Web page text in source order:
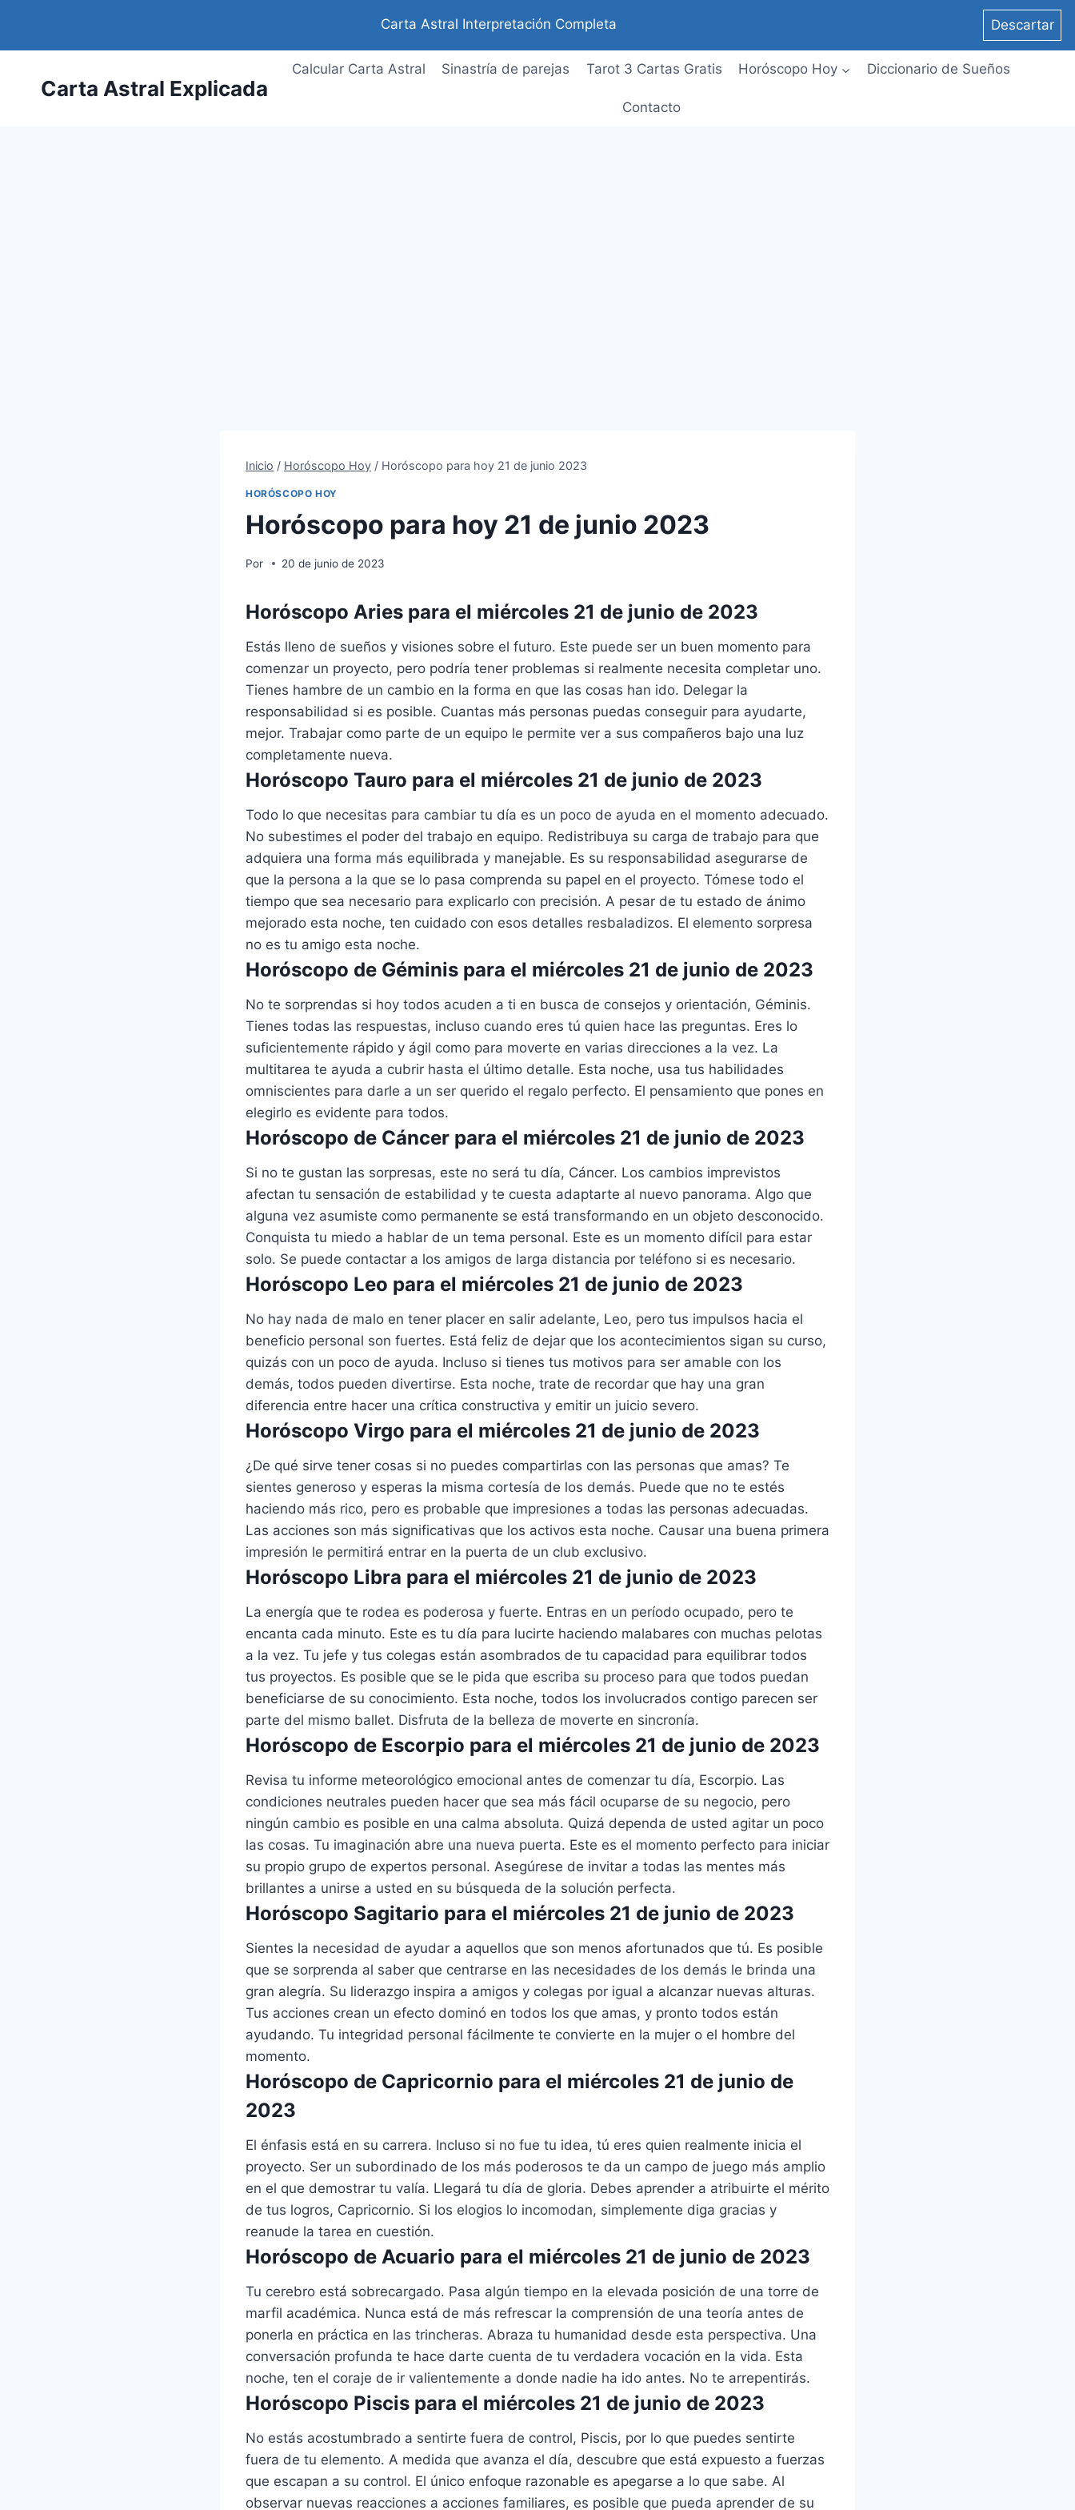
contenido
Carta Astral Interpretación Completa Descartar
Carta Astral Explicada
Calcular Carta Astral Sinastría de parejas Tarot 3 Cartas Gratis Horóscopo Hoy Diccionario de Sueños
Contacto
Inicio / Horóscopo Hoy / Horóscopo para hoy 21 de junio 2023
HORÓSCOPO HOY
Horóscopo para hoy 21 de junio 2023
Por 20 de junio de 2023
Horóscopo Aries para el miércoles 21 de junio de 2023
Estás lleno de sueños y visiones sobre el futuro. Este puede ser un buen momento para
comenzar un proyecto, pero podría tener problemas si realmente necesita completar uno.
Tienes hambre de un cambio en la forma en que las cosas han ido. Delegar la
responsabilidad si es posible. Cuantas más personas puedas conseguir para ayudarte,
mejor. Trabajar como parte de un equipo le permite ver a sus compañeros bajo una luz
completamente nueva.
Horóscopo Tauro para el miércoles 21 de junio de 2023
Todo lo que necesitas para cambiar tu día es un poco de ayuda en el momento adecuado.
No subestimes el poder del trabajo en equipo. Redistribuya su carga de trabajo para que
adquiera una forma más equilibrada y manejable. Es su responsabilidad asegurarse de
que la persona a la que se lo pasa comprenda su papel en el proyecto. Tómese todo el
tiempo que sea necesario para explicarlo con precisión. A pesar de tu estado de ánimo
mejorado esta noche, ten cuidado con esos detalles resbaladizos. El elemento sorpresa
no es tu amigo esta noche.
Horóscopo de Géminis para el miércoles 21 de junio de 2023
No te sorprendas si hoy todos acuden a ti en busca de consejos y orientación, Géminis.
Tienes todas las respuestas, incluso cuando eres tú quien hace las preguntas. Eres lo
suficientemente rápido y ágil como para moverte en varias direcciones a la vez. La
multitarea te ayuda a cubrir hasta el último detalle. Esta noche, usa tus habilidades
omniscientes para darle a un ser querido el regalo perfecto. El pensamiento que pones en
elegirlo es evidente para todos.
Horóscopo de Cáncer para el miércoles 21 de junio de 2023
Si no te gustan las sorpresas, este no será tu día, Cáncer. Los cambios imprevistos
afectan tu sensación de estabilidad y te cuesta adaptarte al nuevo panorama. Algo que
alguna vez asumiste como permanente se está transformando en un objeto desconocido.
Conquista tu miedo a hablar de un tema personal. Este es un momento difícil para estar
solo. Se puede contactar a los amigos de larga distancia por teléfono si es necesario.
Horóscopo Leo para el miércoles 21 de junio de 2023
No hay nada de malo en tener placer en salir adelante, Leo, pero tus impulsos hacia el
beneficio personal son fuertes. Está feliz de dejar que los acontecimientos sigan su curso,
quizás con un poco de ayuda. Incluso si tienes tus motivos para ser amable con los
demás, todos pueden divertirse. Esta noche, trate de recordar que hay una gran
diferencia entre hacer una crítica constructiva y emitir un juicio severo.
Horóscopo Virgo para el miércoles 21 de junio de 2023
¿De qué sirve tener cosas si no puedes compartirlas con las personas que amas? Te
sientes generoso y esperas la misma cortesía de los demás. Puede que no te estés
haciendo más rico, pero es probable que impresiones a todas las personas adecuadas.
Las acciones son más significativas que los activos esta noche. Causar una buena primera
impresión le permitirá entrar en la puerta de un club exclusivo.
Horóscopo Libra para el miércoles 21 de junio de 2023
La energía que te rodea es poderosa y fuerte. Entras en un período ocupado, pero te
encanta cada minuto. Este es tu día para lucirte haciendo malabares con muchas pelotas
a la vez. Tu jefe y tus colegas están asombrados de tu capacidad para equilibrar todos
tus proyectos. Es posible que se le pida que escriba su proceso para que todos puedan
beneficiarse de su conocimiento. Esta noche, todos los involucrados contigo parecen ser
parte del mismo ballet. Disfruta de la belleza de moverte en sincronía.
Horóscopo de Escorpio para el miércoles 21 de junio de 2023
Revisa tu informe meteorológico emocional antes de comenzar tu día, Escorpio. Las
condiciones neutrales pueden hacer que sea más fácil ocuparse de su negocio, pero
ningún cambio es posible en una calma absoluta. Quizá dependa de usted agitar un poco
las cosas. Tu imaginación abre una nueva puerta. Este es el momento perfecto para iniciar
su propio grupo de expertos personal. Asegúrese de invitar a todas las mentes más
brillantes a unirse a usted en su búsqueda de la solución perfecta.
Horóscopo Sagitario para el miércoles 21 de junio de 2023
Sientes la necesidad de ayudar a aquellos que son menos afortunados que tú. Es posible
que se sorprenda al saber que centrarse en las necesidades de los demás le brinda una
gran alegría. Su liderazgo inspira a amigos y colegas por igual a alcanzar nuevas alturas.
Tus acciones crean un efecto dominó en todos los que amas, y pronto todos están
ayudando. Tu integridad personal fácilmente te convierte en la mujer o el hombre del
momento.
Horóscopo de Capricornio para el miércoles 21 de junio de
2023
El énfasis está en su carrera. Incluso si no fue tu idea, tú eres quien realmente inicia el
proyecto. Ser un subordinado de los más poderosos te da un campo de juego más amplio
en el que demostrar tu valía. Llegará tu día de gloria. Debes aprender a atribuirte el mérito
de tus logros, Capricornio. Si los elogios lo incomodan, simplemente diga gracias y
reanude la tarea en cuestión.
Horóscopo de Acuario para el miércoles 21 de junio de 2023
Tu cerebro está sobrecargado. Pasa algún tiempo en la elevada posición de una torre de
marfil académica. Nunca está de más refrescar la comprensión de una teoría antes de
ponerla en práctica en las trincheras. Abraza tu humanidad desde esta perspectiva. Una
conversación profunda te hace darte cuenta de tu verdadera vocación en la vida. Esta
noche, ten el coraje de ir valientemente a donde nadie ha ido antes. No te arrepentirás.
Horóscopo Piscis para el miércoles 21 de junio de 2023
No estás acostumbrado a sentirte fuera de control, Piscis, por lo que puedes sentirte
fuera de tu elemento. A medida que avanza el día, descubre que está expuesto a fuerzas
que escapan a su control. El único enfoque razonable es apegarse a lo que sabe. Al
observar nuevas reacciones a acciones familiares, es posible que pueda aprender de su